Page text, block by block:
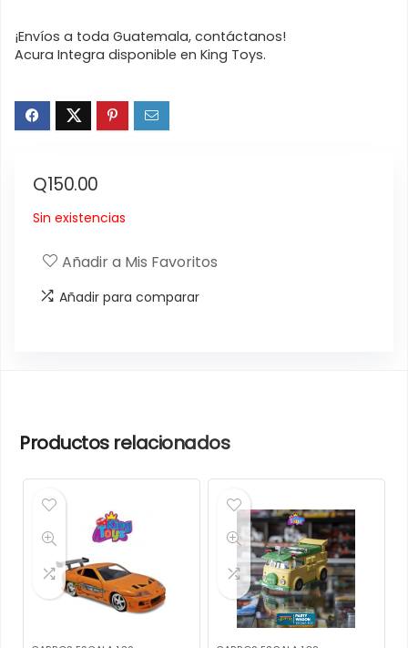
¡Envíos a toda Guatemala, contáctanos!
Acura Integra disponible en King Toys.
Q150.00
Sin existencias
Añadir a Mis Favoritos
Añadir para comparar
Productos relacionados